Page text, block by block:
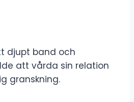
djupt band och
att vårda sin relation
granskning.